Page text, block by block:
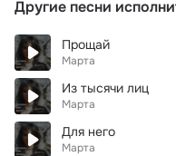
Другие песни
Прощай
Марта
Из тысячи лиц
Марта
Для него
Марта